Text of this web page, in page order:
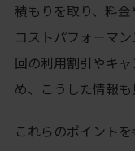
積もりを取り、料金
コストパフォーマ
回の利用割引やキ
め、こうした情報も
これらのポイント